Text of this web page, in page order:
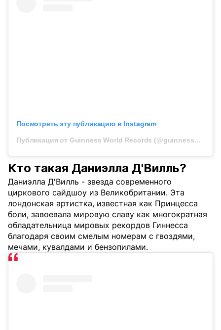
Посмотреть эту публикацию в Instagram
Публикация от Guinness World Records (@guinnessworldrecords)
Кто такая Даниэлла Д'Вилль?
Даниэлла Д'Вилль - звезда современного
циркового сайдшоу из Великобритании. Эта
лондонская артистка, известная как Принцесса
боли, завоевала мировую славу как многократная
обладательница мировых рекордов Гиннесса
благодаря своим смелым номерам с гвоздями,
мечами, кувалдами и бензопилами.